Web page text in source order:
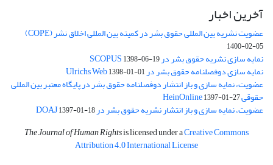
آخرین اخبار
عضویت نشریه بین المللی حقوق بشر در کمیته بین المللی اخلاق نشر (COPE)
1400-02-05
نمایه سازی نشریه حقوق بشر در SCOPUS1398-06-19
نمایه سازی دوفصلنامه حقوق بشر در Ulrichs Web1398-01-01
عضویت، نمایه سازی و باز انتشار دوفصلنامه حقوق بشر در پایگاه معتبر بین المللی
حقوقی HeinOnline1397-01-27
عضویت، نمایه سازی و باز انتشار نشریه حقوق بشر در DOAJ1397-01-18
The Journal of Human Rightsis licensed under aCreative Commons
Attribution 4.0 International License